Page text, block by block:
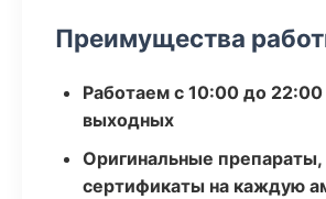
Преимущества
Работаем с 10:00 до 22:00
выходных
Оригинальные препараты,
сертификаты на каждую